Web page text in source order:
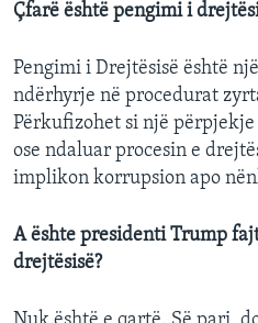
Çfarë është pengimi i
Pengimi i Drejtësisë është
ndërhyrje në procedurat
Përkufizohet si një
ose ndaluar procesin e
implikon korrupsion apo
A ështe presidenti Trump
drejtësisë?